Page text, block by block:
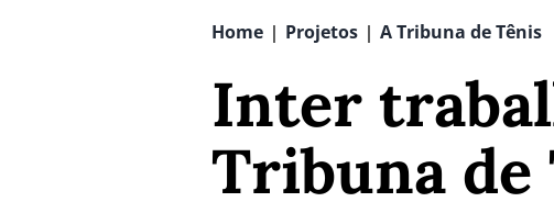
Home | Projetos | A Tribuna de Tênis
Inter
Tribuna de